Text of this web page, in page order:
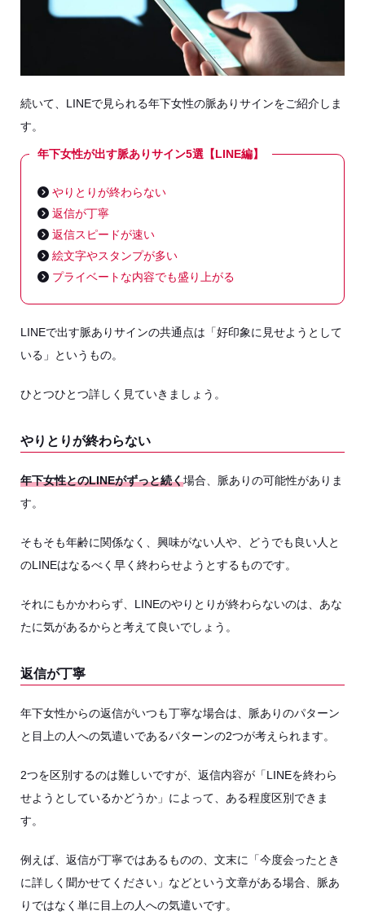
続いて、LINEで見られる年下女性の脈ありサインをご紹介しま
す。
年下女性が出す脈ありサイン5選【LINE編】
やりとりが終わらない
返信が丁寧
返信スピードが速い
絵文字やスタンプが多い
プライベートな内容でも盛り上がる
LINEで出す脈ありサインの共通点は「好印象に見せようとして
いる」というもの。
ひとつひとつ詳しく見ていきましょう。
やりとりが終わらない
年下女性とのLINEがずっと続く場合、脈ありの可能性がありま
す。
そもそも年齢に関係なく、興味がない人や、どうでも良い人と
のLINEはなるべく早く終わらせようとするものです。
それにもかかわらず、LINEのやりとりが終わらないのは、あな
たに気があるからと考えて良いでしょう。
返信が丁寧
年下女性からの返信がいつも丁寧な場合は、脈ありのパターン
と目上の人への気遣いであるパターンの2つが考えられます。
2つを区別するのは難しいですが、返信内容が「LINEを終わら
せようとしているかどうか」によって、ある程度区別できま
す。
例えば、返信が丁寧ではあるものの、文末に「今度会ったとき
に詳しく聞かせてください」などという文章がある場合、脈あ
りではなく単に目上の人への気遣いです。